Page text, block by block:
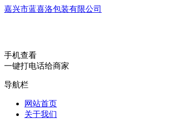
嘉兴市蓝喜洛包装有限公司
手机查看
一键打电话给商家
导航栏
网站首页
关于我们